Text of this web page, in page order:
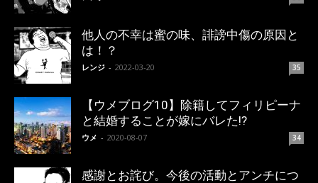
他人の不幸は蜜の味、誹謗中傷の原因と
は！？
レンジ - 2022-03-20 35
【ウメブログ10】除籍してフィリピーナ
と結婚することが嫁にバレた!?
ウメ - 2020-08-07 34
感謝とお詫び。今後の活動とアンチにつ